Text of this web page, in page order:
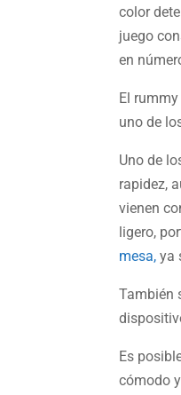
color
juego
en
El
uno de
Uno de
rapidez,
vienen
ligero,
mesa, ya
También
Es
cómodo